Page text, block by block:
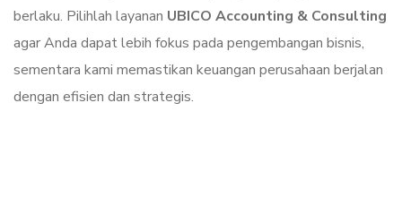
berlaku. Pilihlah layanan UBICO Accounting & Consulting
agar Anda dapat lebih fokus pada pengembangan bisnis,
sementara kami memastikan keuangan perusahaan berjalan
dengan efisien dan strategis.